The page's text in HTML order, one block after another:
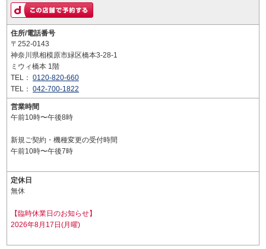
住所/電話番号
〒252-0143
神奈川県相模原市緑区橋本3-28-1
ミウィ橋本 1階
TEL： 0120-820-660
TEL： 042-700-1822
営業時間
午前10時〜午後8時
新規ご契約・機種変更の受付時間
午前10時〜午後7時
定休日
無休
【臨時休業日のお知らせ】
2026年8月17日(月曜)